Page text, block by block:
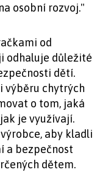
osobní rozvoj."
od
odhaluje důležité
dětí.
výběru chytrých
o tom, jaká
je využívají.
aby kladli
a bezpečnost
dětem.